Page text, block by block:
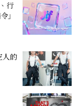
行
」
人的